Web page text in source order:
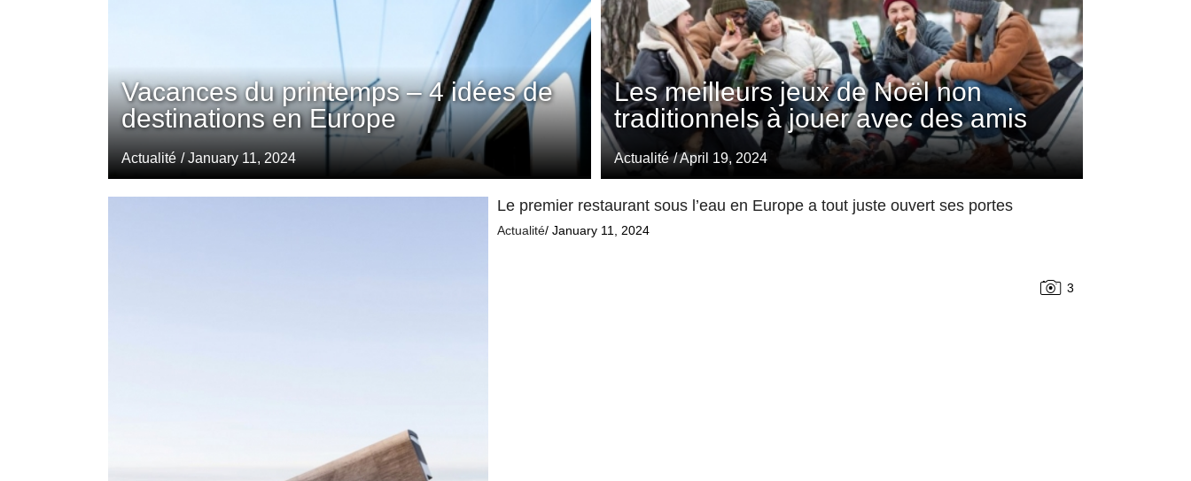
Les meilleurs jeux de Noël non
traditionnels à jouer avec des amis
Actualité / April 19, 2024
Vacances du printemps – 4 idées de
destinations en Europe
Actualité / January 11, 2024
Le premier restaurant sous l’eau en Europe a tout juste ouvert ses portes
Actualité/ January 11, 2024
3